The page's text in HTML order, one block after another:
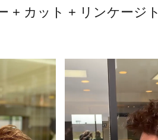
+ カット + リンケージ